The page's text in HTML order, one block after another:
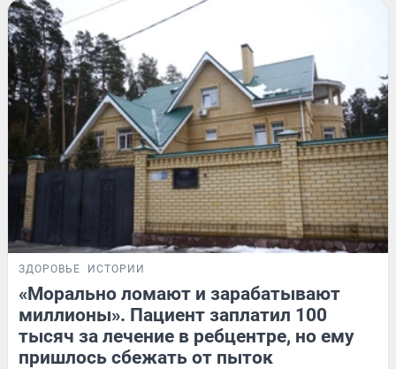
ЗДОРОВЬЕ ИСТОРИИ
«Морально ломают и зарабатывают
миллионы». Пациент заплатил 100
тысяч за лечение в ребцентре, но ему
пришлось сбежать от пыток